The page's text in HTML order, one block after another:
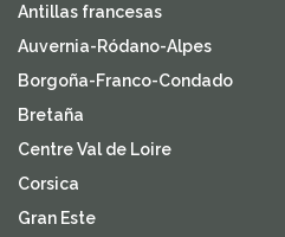
Antillas francesas
Auvernia-Ródano-Alpes
Borgoña-Franco-Condado
Bretaña
Centre Val de Loire
Corsica
Gran Este